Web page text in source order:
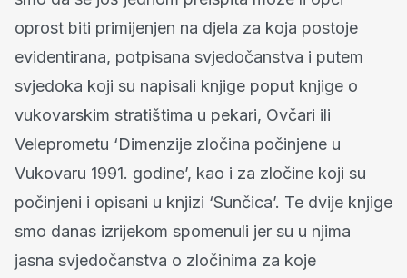
oprost biti primijenjen na djela za koja postoje
evidentirana, potpisana svjedočanstva i putem
svjedoka koji su napisali knjige poput knjige o
vukovarskim stratištima u pekari, Ovčari ili
Veleprometu ‘Dimenzije zločina počinjene u
Vukovaru 1991. godine’, kao i za zločine koji su
počinjeni i opisani u knjizi ‘Sunčica’. Te dvije knjige
smo danas izrijekom spomenuli jer su u njima
jasna svjedočanstva o zločinima za koje